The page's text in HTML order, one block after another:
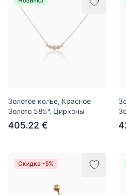
Золотое колье, Красное
Золото 585°, Цирконы
405.22 €
Скидка -5%